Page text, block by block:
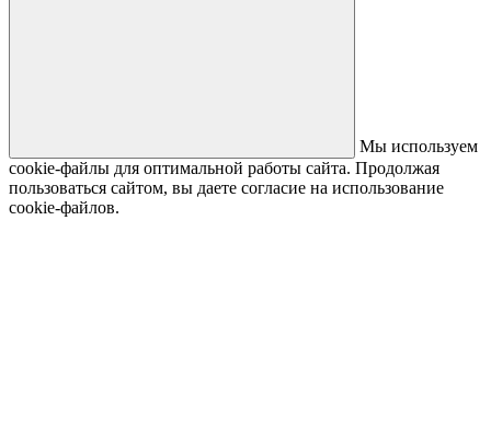
Мы используем
cookie-файлы для оптимальной работы сайта. Продолжая
пользоваться сайтом, вы даете согласие на использование
cookie-файлов.